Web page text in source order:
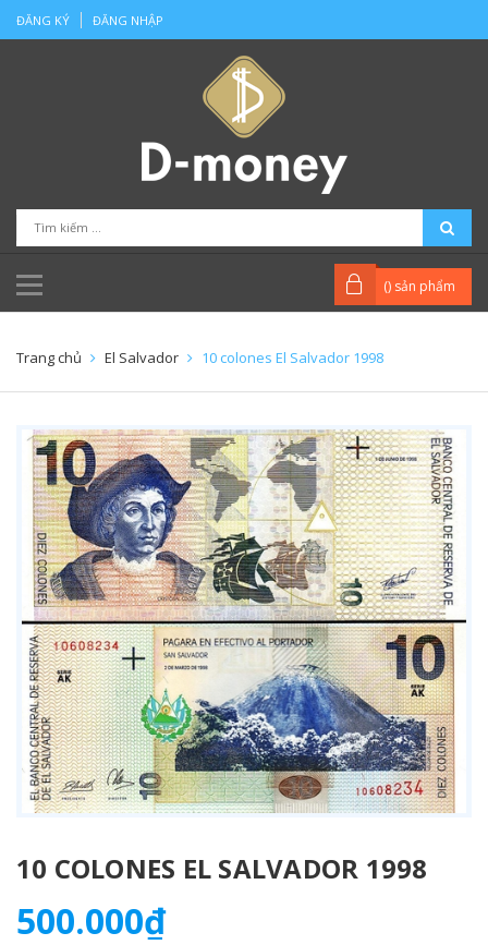
ĐĂNG KÝ ĐĂNG NHẬP
() sản phẩm
Trang chủ El Salvador 10 colones El Salvador 1998
10 COLONES EL SALVADOR 1998
500.000₫